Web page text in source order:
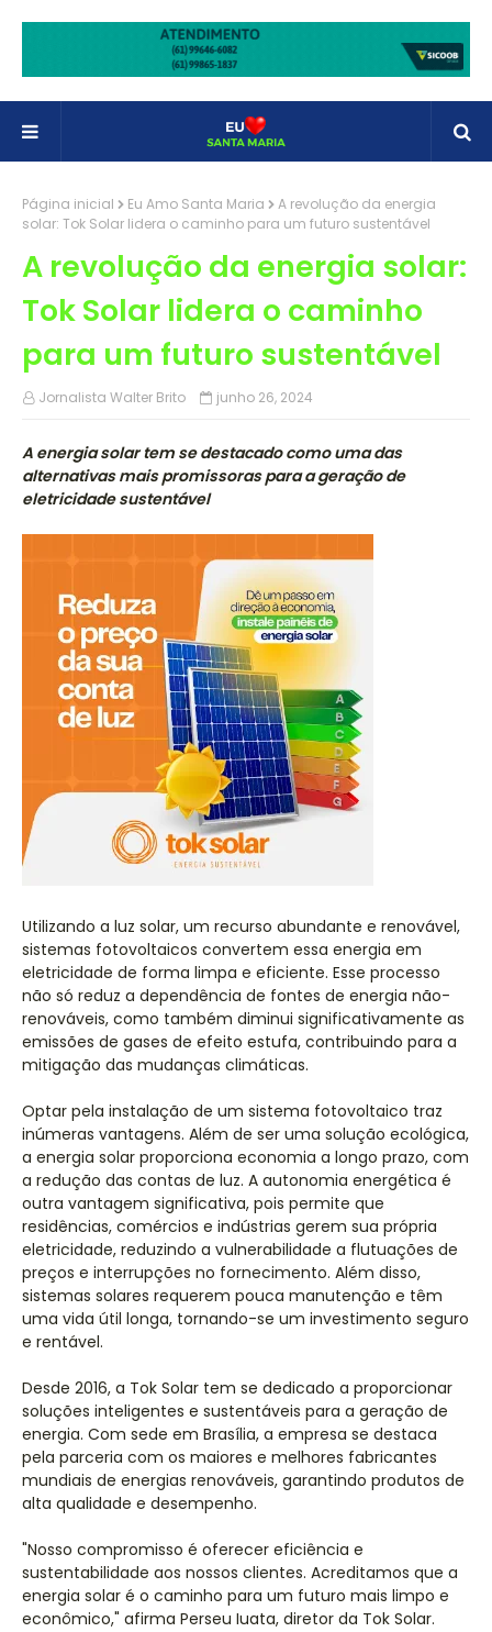
Página inicial Eu Amo Santa Maria
A revolução da energia
solar: Tok Solar lidera o caminho para um futuro sustentável
A revolução da energia solar:
Tok Solar lidera o caminho
para um futuro sustentável
Jornalista Walter Brito junho 26, 2024
A energia solar tem se destacado como uma das
alternativas mais promissoras para a geração de
eletricidade sustentável
Utilizando a luz solar, um recurso abundante e renovável,
sistemas fotovoltaicos convertem essa energia em
eletricidade de forma limpa e eficiente. Esse processo
não só reduz a dependência de fontes de energia não-
renováveis, como também diminui significativamente as
emissões de gases de efeito estufa, contribuindo para a
mitigação das mudanças climáticas.
Optar pela instalação de um sistema fotovoltaico traz
inúmeras vantagens. Além de ser uma solução ecológica,
a energia solar proporciona economia a longo prazo, com
a redução das contas de luz. A autonomia energética é
outra vantagem significativa, pois permite que
residências, comércios e indústrias gerem sua própria
eletricidade, reduzindo a vulnerabilidade a flutuações de
preços e interrupções no fornecimento. Além disso,
sistemas solares requerem pouca manutenção e têm
uma vida útil longa, tornando-se um investimento seguro
e rentável.
Desde 2016, a Tok Solar tem se dedicado a proporcionar
soluções inteligentes e sustentáveis para a geração de
energia. Com sede em Brasília, a empresa se destaca
pela parceria com os maiores e melhores fabricantes
mundiais de energias renováveis, garantindo produtos de
alta qualidade e desempenho.
"Nosso compromisso é oferecer eficiência e
sustentabilidade aos nossos clientes. Acreditamos que a
energia solar é o caminho para um futuro mais limpo e
econômico," afirma Perseu Iuata, diretor da Tok Solar.